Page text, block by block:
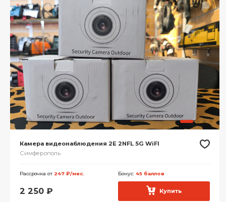
Камера видеонаблюдения 2E 2NFL 5G WiFI
Симферополь
Рассрочка от 247 ₽/мес. Бонус: 45 баллов
2 250 ₽ Купить